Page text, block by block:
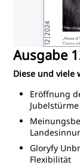
Ausgabe
Diese und viele
Eröffnung
Gloryfy
Flexibilität